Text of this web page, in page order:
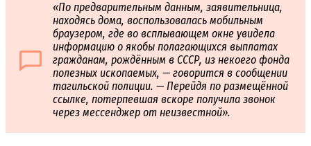
«По предварительным данным, заявительница,
находясь дома, воспользовалась мобильным
браузером, где во всплывающем окне увидела
информацию о якобы полагающихся выплатах
гражданам, рождённым в СССР, из некоего фонда
полезных ископаемых, — говорится в сообщении
тагильской полиции. — Перейдя по размещённой
ссылке, потерпевшая вскоре получила звонок
через мессенджер от неизвестной».